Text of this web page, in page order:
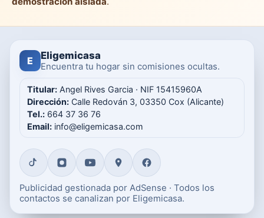
E Eligemicasa
Encuentra tu hogar sin comisiones ocultas.
Titular: Angel Rives Garcia · NIF 15415960A
Dirección: Calle Redován 3, 03350 Cox (Alicante)
Tel.: 664 37 36 76
Email: info@eligemicasa.com
Publicidad gestionada por AdSense · Todos los
contactos se canalizan por Eligemicasa.